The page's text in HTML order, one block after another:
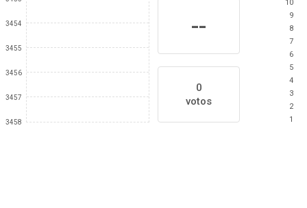
3454
3455
3456
3457
3458
--
0
votos
10
9
8
7
6
5
4
3
2
1